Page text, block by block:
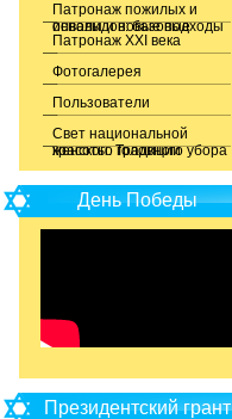
Патронаж пожилых и
Патронаж XXI века
Фотогалерея
Пользователи
Свет национальной
День Победы
Президентский грант